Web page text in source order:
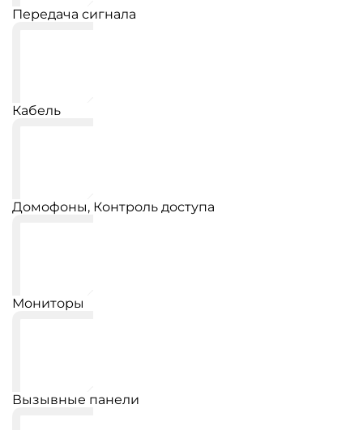
Передача сигнала
Кабель
Домофоны, Контроль доступа
Мониторы
Вызывные панели